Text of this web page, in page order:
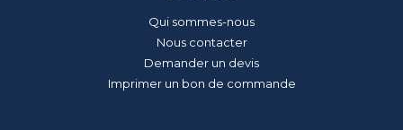
Qui sommes-nous
Nous contacter
Demander un devis
Imprimer un bon de commande